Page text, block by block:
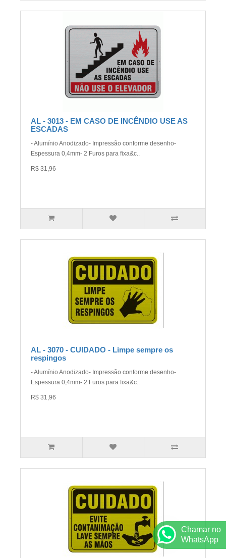
AL - 3013 - EM CASO DE INCÊNDIO USE AS
ESCADAS
- Alumínio Anodizado- Impressão conforme desenho-
Espessura 0,4mm- 2 Furos para fixa&c..
R$ 31,96
AL - 3070 - CUIDADO - Limpe sempre os
respingos
- Alumínio Anodizado- Impressão conforme desenho-
Espessura 0,4mm- 2 Furos para fixa&c..
R$ 31,96
Chamar no
WhatsApp